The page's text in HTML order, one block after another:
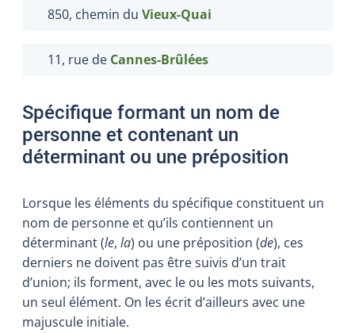
850, chemin du Vieux-Quai
11, rue de Cannes-Brûlées
Spécifique formant un nom de
personne et contenant un
déterminant ou une préposition
Lorsque les éléments du spécifique constituent un
nom de personne et qu’ils contiennent un
déterminant (le, la) ou une préposition (de), ces
derniers ne doivent pas être suivis d’un trait
d’union; ils forment, avec le ou les mots suivants,
un seul élément. On les écrit d’ailleurs avec une
majuscule initiale.